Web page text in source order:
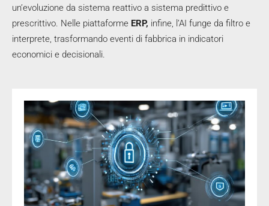
un’evoluzione da sistema reattivo a sistema predittivo e
prescrittivo. Nelle piattaforme ERP, infine, l’AI funge da filtro e
interprete, trasformando eventi di fabbrica in indicatori
economici e decisionali.